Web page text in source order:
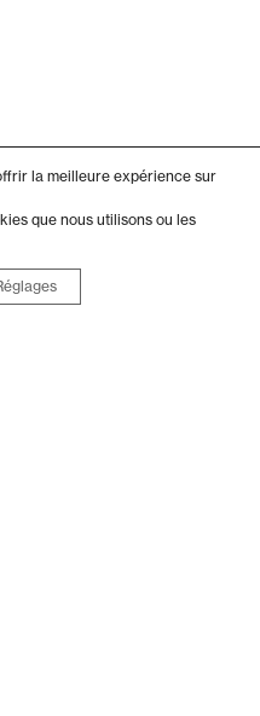
la meilleure expérience sur
que nous utilisons ou les